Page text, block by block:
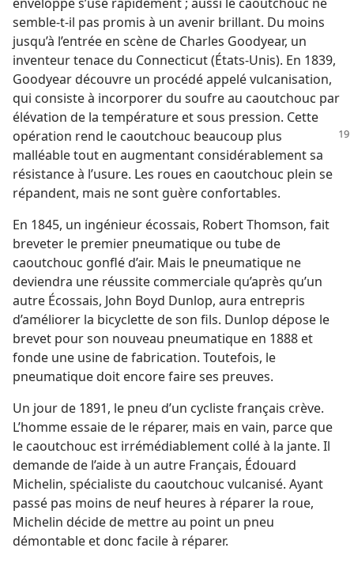
enveloppe s’use rapidement ; aussi le caoutchouc ne
semble-​t-​il pas promis à un avenir brillant. Du moins
jusqu’à l’entrée en scène de Charles Goodyear, un
inventeur tenace du Connecticut (États-Unis). En 1839,
Goodyear découvre un procédé appelé vulcanisation,
qui consiste à incorporer du soufre au caoutchouc par
élévation de la température et sous pression. Cette
opération rend le caoutchouc beaucoup plus
malléable tout en augmentant considérablement sa
résistance à l’usure. Les roues en caoutchouc plein se
répandent, mais ne sont guère confortables.
En 1845, un ingénieur écossais, Robert Thomson, fait
breveter le premier pneumatique ou tube de
caoutchouc gonflé d’air. Mais le pneumatique ne
deviendra une réussite commerciale qu’après qu’un
autre Écossais, John Boyd Dunlop, aura entrepris
d’améliorer la bicyclette de son fils. Dunlop dépose le
brevet pour son nouveau pneumatique en 1888 et
fonde une usine de fabrication. Toutefois, le
pneumatique doit encore faire ses preuves.
Un jour de 1891, le pneu d’un cycliste français crève.
L’homme essaie de le réparer, mais en vain, parce que
le caoutchouc est irrémédiablement collé à la jante. Il
demande de l’aide à un autre Français, Édouard
Michelin, spécialiste du caoutchouc vulcanisé. Ayant
passé pas moins de neuf heures à réparer la roue,
Michelin décide de mettre au point un pneu
démontable et donc facile à réparer.